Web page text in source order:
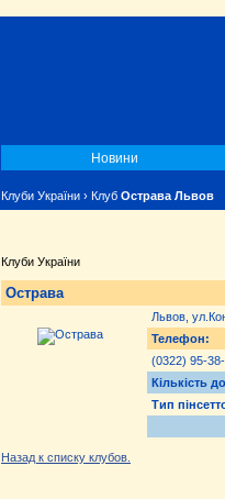
Новини
Клуби України › Клуб Острава Львов
Клуби України
Острава
Львов,
Телефон:
(0322) 95-
Кількість
Тип
Назад к списку клубов.